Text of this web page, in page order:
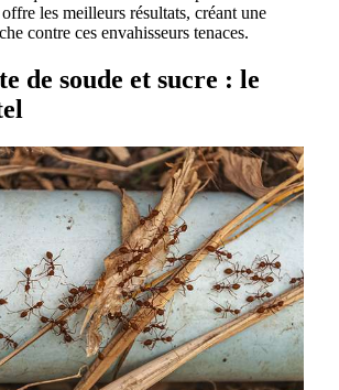
les meilleurs résultats, créant une
contre ces envahisseurs tenaces.
de soude et sucre : le